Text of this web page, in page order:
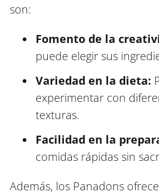
son:
Fomento de la
puede elegir sus
Variedad en la dieta:
experimentar con
texturas.
Facilidad en la
comidas rápidas sin
Además, los Panadons